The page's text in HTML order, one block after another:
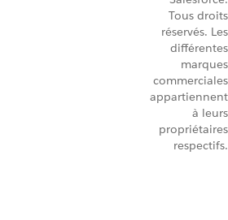
Tous droits
réservés. Les
différentes
marques
commerciales
appartiennent
à leurs
propriétaires
respectifs.